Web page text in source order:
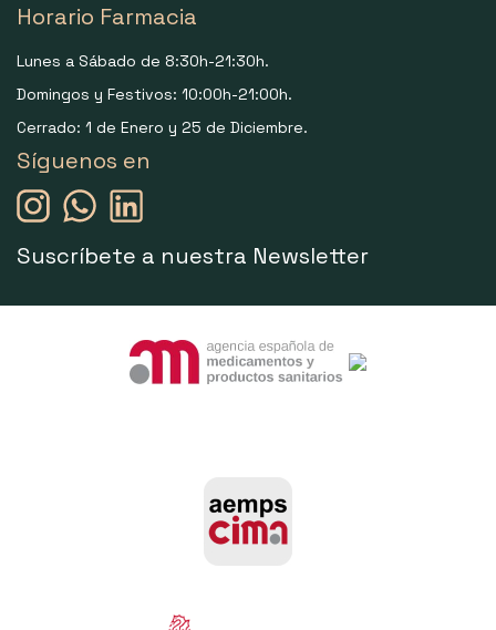
Horario Farmacia
Lunes a Sábado de 8:30h-21:30h.
Domingos y Festivos: 10:00h-21:00h.
Cerrado: 1 de Enero y 25 de Diciembre.
Síguenos en
Suscríbete a nuestra Newsletter